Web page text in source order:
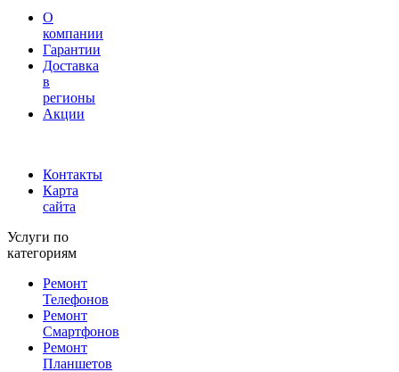
О
компании
Гарантии
Доставка
в
регионы
Акции
Контакты
Карта
сайта
Услуги по
категориям
Ремонт
Телефонов
Ремонт
Смартфонов
Ремонт
Планшетов